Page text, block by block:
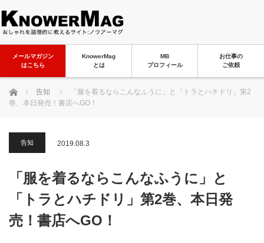
メールマガジン
はこちら
KnowerMag
とは
MB
プロフィール
お仕事の
ご依頼
ホーム 告知
「服を着るならこんなふうに」と「トラとハチドリ」第2
巻、本日発売！書店へGO！
告知 2019.08.3
「服を着るならこんなふうに」と
「トラとハチドリ」第2巻、本日発
売！書店へGO！